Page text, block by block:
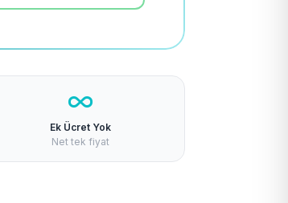
Ek Ücret Yok
Net tek fiyat